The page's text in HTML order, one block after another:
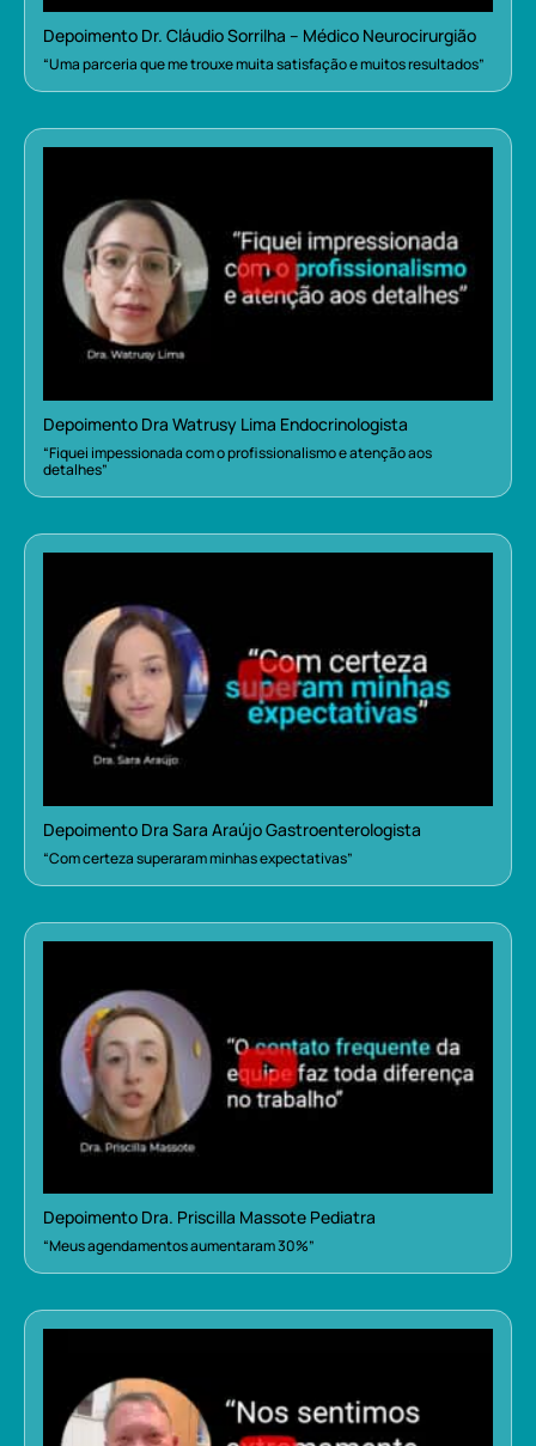
Depoimento Dr. Cláudio Sorrilha – Médico Neurocirurgião
“Uma parceria que me trouxe muita satisfação e muitos resultados”
Depoimento Dra Watrusy Lima Endocrinologista
“Fiquei impessionada com o profissionalismo e atenção aos
detalhes”
Depoimento Dra Sara Araújo Gastroenterologista
“Com certeza superaram minhas expectativas”
Depoimento Dra. Priscilla Massote Pediatra
“Meus agendamentos aumentaram 30%”